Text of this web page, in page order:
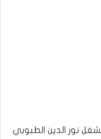
نور الدين الطبوبي